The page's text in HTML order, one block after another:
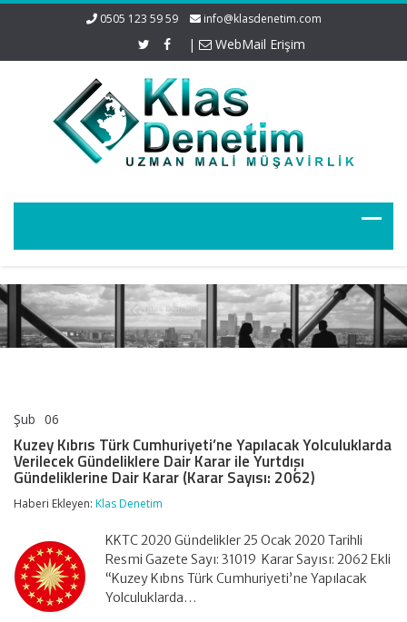
0505 123 59 59 info@klasdenetim.com
| WebMail Erişim
Şub 06
Türk
Cumhuriyeti’ne
Yapılacak
Yolculuklarda
Verilecek
Karar
ile
Yurtdışı
Gündeliklerine
Kuzey Kıbrıs Türk Cumhuriyeti’ne Yapılacak Yolculuklarda
Verilecek Gündeliklere Dair Karar ile Yurtdışı
Gündeliklerine Dair Karar (Karar Sayısı: 2062)
Haberi Ekleyen: Klas Denetim
KKTC 2020 Gündelikler 25 Ocak 2020 Tarihli
Resmi Gazete Sayı: 31019 Karar Sayısı: 2062 Ekli
“Kuzey Kıbns Türk Cumhuriyeti’ne Yapılacak
Yolculuklarda…